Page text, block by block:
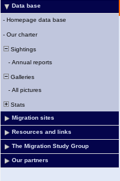
Data base
- Homepage data base
- Our charter
Sightings
- Annual reports
Galleries
- All pictures
Stats
Migration sites
Resources and links
The Migration Study Group
Our partners